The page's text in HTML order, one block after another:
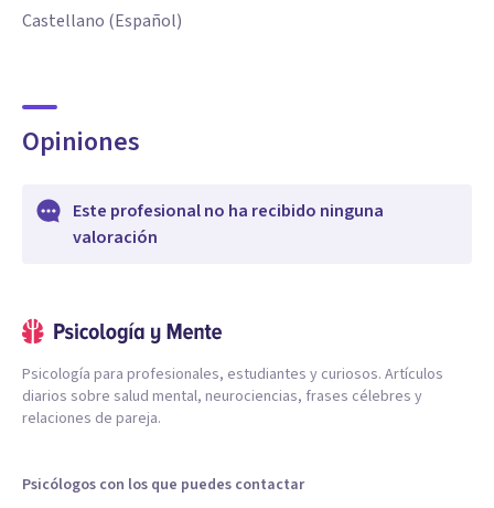
Castellano (Español)
Opiniones
Este profesional no ha recibido ninguna
valoración
Psicología para profesionales, estudiantes y curiosos. Artículos
diarios sobre salud mental, neurociencias, frases célebres y
relaciones de pareja.
Psicólogos con los que puedes contactar